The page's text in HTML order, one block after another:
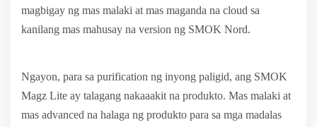
magbigay ng mas malaki at mas maganda na cloud sa
kanilang mas mahusay na version ng SMOK Nord.
Ngayon, para sa purification ng inyong paligid, ang SMOK
Magz Lite ay talagang nakaaakit na produkto. Mas malaki at
mas advanced na halaga ng produkto para sa mga madalas